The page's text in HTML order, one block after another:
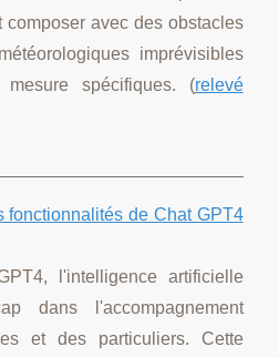
avec des obstacles
imprévisibles
spécifiques. (relevé
fonctionnalités de Chat GPT4
l'intelligence artificielle
dans l'accompagnement
et des particuliers. Cette